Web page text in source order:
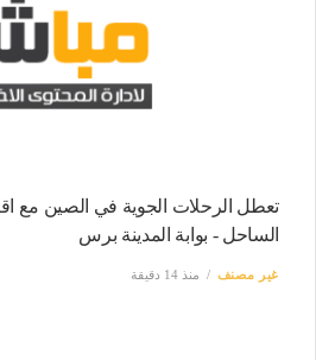
تعطل الرحلات الجوية في الصين مع
الساحل - بوابة المدينة برس
غير مصنف منذ 14 دقيقة